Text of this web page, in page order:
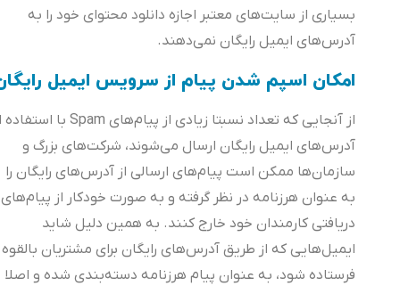
بسیاری از سایت‌های معتبر اجازه دانلود محتوای خود را به
آدرس‌های ایمیل رایگان نمی‌دهند.
امکان اسپم شدن پیام‌ از سرویس ایمیل رایگان
از آنجایی که تعداد نسبتا زیادی از پیام‌های Spam با استفاده از
آدرس‌های ایمیل رایگان ارسال می‌شوند، شرکت‌های بزرگ و
سازمان‌ها ممکن است پیام‌های ارسالی از آدرس‌های رایگان را
به عنوان هرزنامه در نظر گرفته و به صورت خودکار از پیام‌های
دریافتی کارمندان خود خارج کنند. به همین دلیل شاید
ایمیل‌هایی که از طریق آدرس‌های رایگان برای مشتریان بالقوه
فرستاده شود، به عنوان پیام هرزنامه دسته‌بندی شده و اصلا